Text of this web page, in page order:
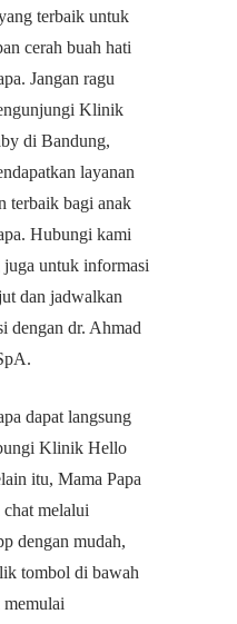
terbaik untuk
cerah buah hati
Jangan ragu
Klinik
di Bandung,
layanan
terbaik bagi anak
Hubungi kami
juga untuk informasi
dan jadwalkan
dengan dr. Ahmad
dapat langsung
Klinik Hello
itu, Mama Papa
chat melalui
dengan mudah,
tombol di bawah